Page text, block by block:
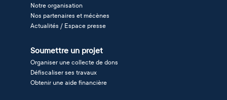
Notre organisation
Nos partenaires et mécènes
Actualités / Espace presse
Soumettre un projet
Organiser une collecte de dons
Défiscaliser ses travaux
Obtenir une aide financière